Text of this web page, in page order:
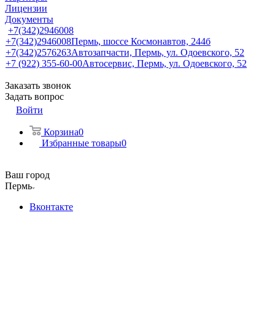
Лицензии
Документы
+7(342)2946008
+7(342)2946008Пермь, шоссе Космонавтов, 244б
+7(342)2576263Автозапчасти, Пермь, ул. Одоевского, 52
+7 (922) 355-60-00Автосервис, Пермь, ул. Одоевского, 52
Заказать звонок
Задать вопрос
Войти
Корзина0
Избранные товары0
Ваш город
Пермь
Вконтакте